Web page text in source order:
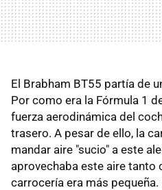
El Brabham BT55 partía de
Por como era la Fórmula 1
fuerza aerodinámica del
trasero. A pesar de ello, la
mandar aire "sucio" a este
aprovechaba este aire tanto
carrocería era más